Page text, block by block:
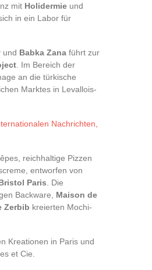
mit Holidermie und
in ein Labor für
und Babka Zana führt zur
. Im Bereich der
an die türkische
Marktes in Levallois-
Nachrichten,
reichhaltige Pizzen
entworfen von
Paris . Die
Backware, Maison de
Zerbib kreierten Mochi-
Kreationen in Paris und
et Cie.